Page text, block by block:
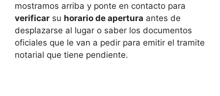
mostramos arriba y ponte en contacto para
verificar su horario de apertura antes de
desplazarse al lugar o saber los documentos
oficiales que le van a pedir para emitir el tramite
notarial que tiene pendiente.